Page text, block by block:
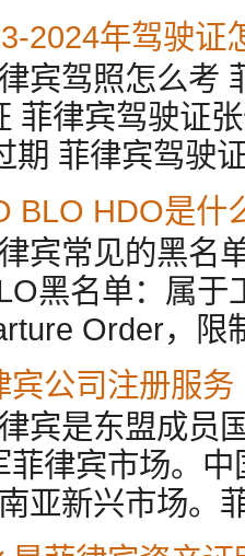
2024年驾驶证
宾驾照怎么考
菲律宾驾驶证
期 菲律宾驾驶
BLO HDO是什
宾常见的黑名
黑名单：属于
Order，限
宾公司注册服务
宾是东盟成员
菲律宾市场。
亚新兴市场。